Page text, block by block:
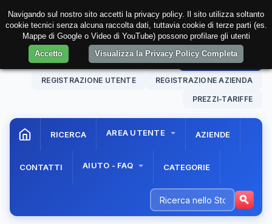
09 Aug. 202610:23:19 AREA RISERVATA
REGISTRAZIONE UTENTE REGISTRAZIONE AZIENDA
PREZZI-TARIFFE
RICERCA AREA UTENTE AZIENDE
CONTATTI AIUTO - FAQ CATEGORIE
Navigando sul nostro sito accetti la privacy policy. Il sito utilizza soltanto
cookie tecnici senza alcuna raccolta dati, tuttavia cookie di terze parti (es.
Mappe di Google o Video di YouTube) possono profilare gli utenti
Accetto
Visualizza la Privacy Policy Completa